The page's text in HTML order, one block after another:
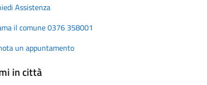
Assistenza
il comune 0376 358001
un appuntamento
in città